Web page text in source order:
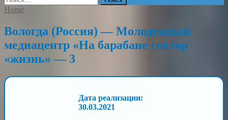
Home
Вологда (Россия) — Молодежный
медиацентр «На барабане сектор
«жизнь» — 3
Дата реализации:
30.03.2021